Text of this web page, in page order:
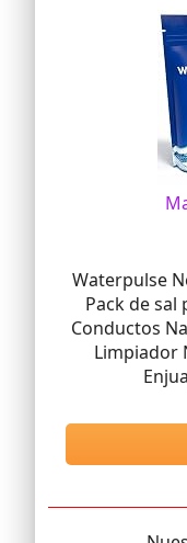
Waterpulse
Pack de sal
Conductos
Limpiador